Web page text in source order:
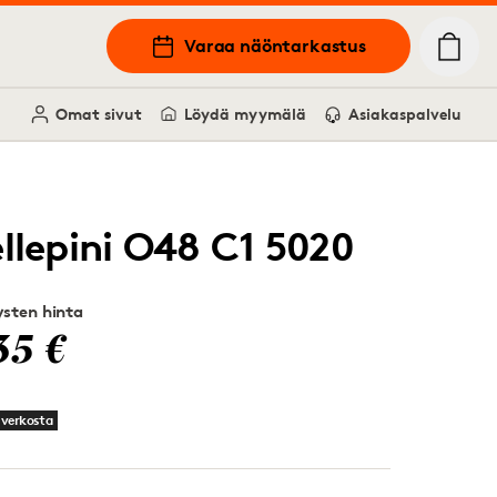
Varaa näöntarkastus
Omat sivut Löydä myymälä Asiakaspalvelu
O48 C1 5020
hinta
€